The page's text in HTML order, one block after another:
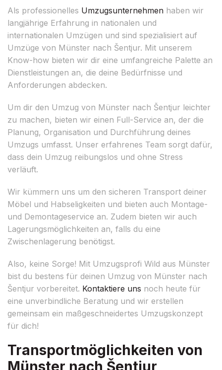
Als professionelles Umzugsunternehmen haben wir
langjährige Erfahrung in nationalen und
internationalen Umzügen und sind spezialisiert auf
Umzüge von Münster nach Šentjur. Mit unserem
Know-how bieten wir dir eine umfangreiche Palette an
Dienstleistungen an, die deine Bedürfnisse und
Anforderungen abdecken.
Um dir den Umzug von Münster nach Šentjur leichter
zu machen, bieten wir einen Full-Service an, der die
Planung, Organisation und Durchführung deines
Umzugs umfasst. Unser erfahrenes Team sorgt dafür,
dass dein Umzug reibungslos und ohne Stress
verläuft.
Wir kümmern uns um den sicheren Transport deiner
Möbel und Habseligkeiten und bieten auch Montage-
und Demontageservice an. Zudem bieten wir auch
Lagerungsmöglichkeiten an, falls du eine
Zwischenlagerung benötigst.
Also, keine Sorge! Mit Umzugsprofi Wild aus Münster
bist du bestens für deinen Umzug von Münster nach
Šentjur vorbereitet. Kontaktiere uns noch heute für
eine unverbindliche Beratung und wir erstellen
gemeinsam ein maßgeschneidertes Umzugskonzept
für dich!
Transportmöglichkeiten von
Münster nach Šentjur